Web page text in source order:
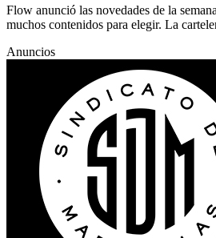
Flow anunció las novedades de la
muchos contenidos para elegir. La
Anuncios